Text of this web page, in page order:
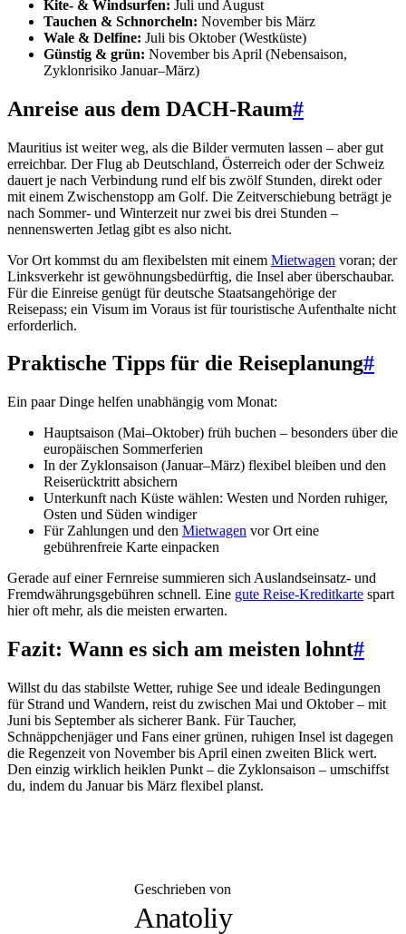
Kite- & Windsurfen: Juli und August
Tauchen & Schnorcheln: November bis März
Wale & Delfine: Juli bis Oktober (Westküste)
Günstig & grün: November bis April (Nebensaison,
Zyklonrisiko Januar–März)
Anreise aus dem DACH-Raum#
Mauritius ist weiter weg, als die Bilder vermuten lassen – aber gut
erreichbar. Der Flug ab Deutschland, Österreich oder der Schweiz
dauert je nach Verbindung rund elf bis zwölf Stunden, direkt oder
mit einem Zwischenstopp am Golf. Die Zeitverschiebung beträgt je
nach Sommer- und Winterzeit nur zwei bis drei Stunden –
nennenswerten Jetlag gibt es also nicht.
Vor Ort kommst du am flexibelsten mit einem Mietwagen voran; der
Linksverkehr ist gewöhnungsbedürftig, die Insel aber überschaubar.
Für die Einreise genügt für deutsche Staatsangehörige der
Reisepass; ein Visum im Voraus ist für touristische Aufenthalte nicht
erforderlich.
Praktische Tipps für die Reiseplanung#
Ein paar Dinge helfen unabhängig vom Monat:
Hauptsaison (Mai–Oktober) früh buchen – besonders über die
europäischen Sommerferien
In der Zyklonsaison (Januar–März) flexibel bleiben und den
Reiserücktritt absichern
Unterkunft nach Küste wählen: Westen und Norden ruhiger,
Osten und Süden windiger
Für Zahlungen und den Mietwagen vor Ort eine
gebührenfreie Karte einpacken
Gerade auf einer Fernreise summieren sich Auslandseinsatz- und
Fremdwährungsgebühren schnell. Eine gute Reise-Kreditkarte spart
hier oft mehr, als die meisten erwarten.
Fazit: Wann es sich am meisten lohnt#
Willst du das stabilste Wetter, ruhige See und ideale Bedingungen
für Strand und Wandern, reist du zwischen Mai und Oktober – mit
Juni bis September als sicherer Bank. Für Taucher,
Schnäppchenjäger und Fans einer grünen, ruhigen Insel ist dagegen
die Regenzeit von November bis April einen zweiten Blick wert.
Den einzig wirklich heiklen Punkt – die Zyklonsaison – umschiffst
du, indem du Januar bis März flexibel planst.
Geschrieben von
Anatoliy